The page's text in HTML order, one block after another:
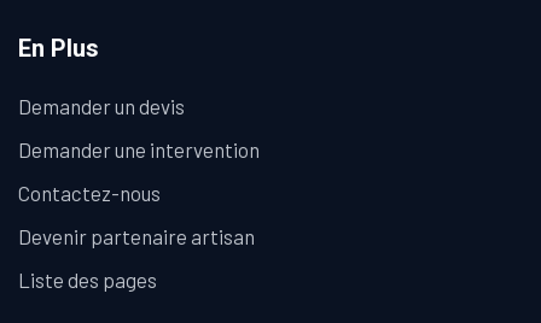
En Plus
Demander un devis
Demander une intervention
Contactez-nous
Devenir partenaire artisan
Liste des pages